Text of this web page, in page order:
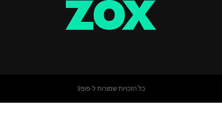
כל הזכויות שמורות ל-פופ3